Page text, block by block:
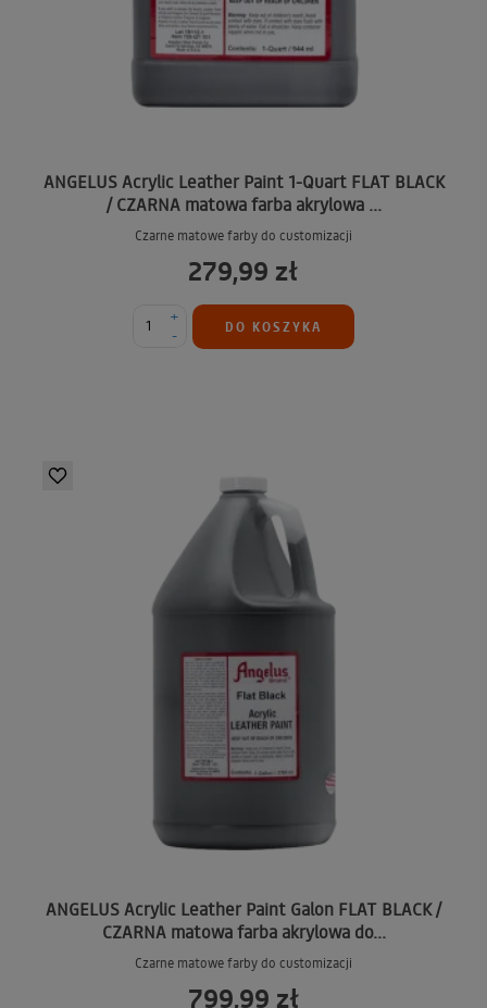
ANGELUS Acrylic Leather Paint 1-Quart FLAT BLACK
/ CZARNA matowa farba akrylowa ...
Czarne matowe farby do customizacji
279,99 zł
-
+
DO KOSZYKA
ANGELUS Acrylic Leather Paint Galon FLAT BLACK /
CZARNA matowa farba akrylowa do...
Czarne matowe farby do customizacji
799,99 zł